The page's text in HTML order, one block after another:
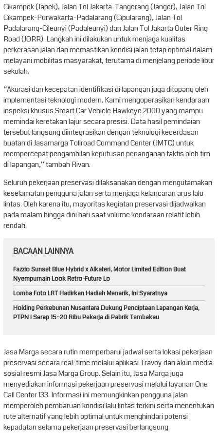
Cikampek (Japek), Jalan Tol Jakarta-Tangerang (Janger), Jalan Tol
Cikampek-Purwakarta-Padalarang (Cipularang), Jalan Tol
Padalarang-Cileunyi (Padaleunyi) dan Jalan Tol Jakarta Outer Ring
Road (JORR). Langkah ini dilakukan untuk menjaga kualitas
perkerasan jalan dan memastikan kondisi jalan tetap optimal dalam
melayani mobilitas masyarakat, terutama di menjelang periode libur
sekolah.
“Akurasi dan kecepatan identifikasi di lapangan juga ditopang oleh
implementasi teknologi modern. Kami mengoperasikan kendaraan
inspeksi khusus Smart Car Vehicle Hawkeye 2000 yang mampu
memindai keretakan lajur secara presisi. Data hasil pemindaian
tersebut langsung diintegrasikan dengan teknologi kecerdasan
buatan di Jasamarga Tollroad Command Center (JMTC) untuk
mempercepat pengambilan keputusan penanganan taktis oleh tim
di lapangan,” tambah Rivan.
Seluruh pekerjaan preservasi dilaksanakan dengan mengutamakan
keselamatan pengguna jalan serta menjaga kelancaran arus lalu
lintas. Oleh karena itu, mayoritas kegiatan preservasi dijadwalkan
pada malam hingga dini hari saat volume kendaraan relatif lebih
rendah.
BACAAN LAINNYA
Fazzio Sunset Blue Hybrid x Alkateri, Motor Limited Edition Buat
Nyempurnain Look Retro-Future Lo
Lomba Foto LRT Hadirkan Hadiah Menarik, Ini Syaratnya
Holding Perkebunan Nusantara Dukung Penciptaan Lapangan Kerja,
PTPN I Serap 15–20 Ribu Pekerja di Pabrik Tembakau
Jasa Marga secara rutin memperbarui jadwal serta lokasi pekerjaan
preservasi secara real-time melalui aplikasi Travoy dan akun media
sosial resmi Jasa Marga Group. Selain itu, Jasa Marga juga
menyediakan informasi pekerjaan preservasi melalui layanan One
Call Center 133. Informasi ini memungkinkan pengguna jalan
memperoleh pembaruan kondisi lalu lintas terkini serta menentukan
rute alternatif yang lebih optimal untuk menghindari potensi
kepadatan selama pekerjaan preservasi berlangsung.